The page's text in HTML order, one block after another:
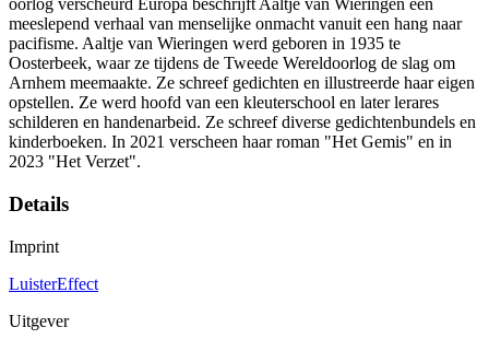
oorlog verscheurd Europa beschrijft Aaltje van Wieringen een
meeslepend verhaal van menselijke onmacht vanuit een hang naar
pacifisme. Aaltje van Wieringen werd geboren in 1935 te
Oosterbeek, waar ze tijdens de Tweede Wereldoorlog de slag om
Arnhem meemaakte. Ze schreef gedichten en illustreerde haar eigen
opstellen. Ze werd hoofd van een kleuterschool en later lerares
schilderen en handenarbeid. Ze schreef diverse gedichtenbundels en
kinderboeken. In 2021 verscheen haar roman "Het Gemis" en in
2023 "Het Verzet".
Details
Imprint
LuisterEffect
Uitgever